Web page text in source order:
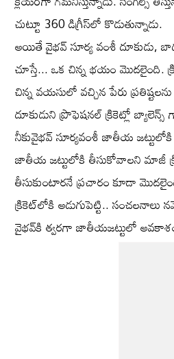
చుట్టూ 360 డిగ్రీస్‌లో కొడుతున్నాడు.
అయితే వైభవ్ సూర్య వంశీ దూకుడు,
చూస్తే... ఒక చిన్న భయం మొదలైంది.
చిన్న వయసులో వచ్చిన పేరు
దూకుడుని ప్రొఫెషనల్ క్రికెట్లో
నీకువైభవ్‌ సూర్యవంశీ జాతీయ జట్టులోకి
జాతీయ జట్టులోకి తీసుకోవాలని మాజీ
తీసుకుంటారనే ప్రచారం కూడా
క్రికెట్‌లోకి అడుగుపెట్టి.. సంచలనాలు
వైభవ్‌కి త్వరగా జాతీయజట్టులో